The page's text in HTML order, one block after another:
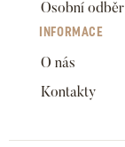
Osobní odběr
INFORMACE
O nás
Kontakty